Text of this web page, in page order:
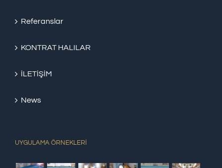
Referanslar
KONTRAT HALILAR
İLETİŞİM
News
UYGULAMA ÖRNEKLERİ